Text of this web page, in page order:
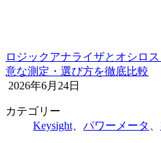
ロジックアナライザとオシロ
意な測定・選び方を徹底比較
2026年6月24日
カテゴリー
Keysight
パワーメータ